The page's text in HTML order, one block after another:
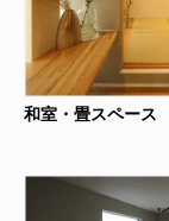
和室・畳スペース